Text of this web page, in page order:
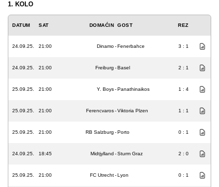
1. KOLO
DATUM SAT DOMAĆIN GOST REZ
24.09.25. 21:00 Dinamo-Fenerbahce 3 : 1
24.09.25. 21:00 Freiburg -Basel 2 : 1
25.09.25. 21:00 Y. Boys-Panathinaikos 1 : 4
25.09.25. 21:00 Ferencvaros-Viktoria Plzen 1 : 1
25.09.25. 21:00 RB Salzburg -Porto 0 : 1
24.09.25. 18:45 Midtjylland -Sturm Graz 2 : 0
25.09.25. 21:00 FC Utrecht-Lyon 0 : 1